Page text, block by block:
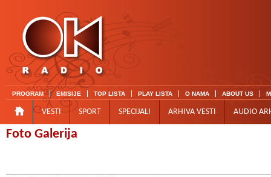
PROGRAM EMISIJE TOP LISTA PLAY LISTA O NAMA ABOUT US
VESTI SPORT SPECIJALI ARHIVA VESTI AUDIO
Foto Galerija